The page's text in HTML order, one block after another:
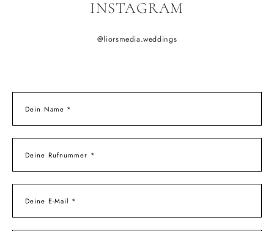
INSTAGRAM
@liorsmedia.weddings
Dein Name *
Deine Rufnummer *
Deine E-Mail *